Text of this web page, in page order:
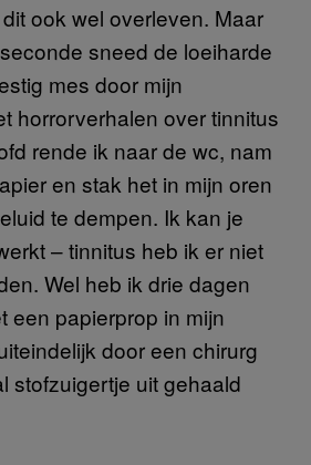
ook wel overleven. Maar
sneed de loeiharde
mes door mijn
horrorverhalen over tinnitus
rende ik naar de wc, nam
en stak het in mijn oren
te dempen. Ik kan je
– tinnitus heb ik er niet
Wel heb ik drie dagen
een papierprop in mijn
door een chirurg
stofzuigertje uit gehaald